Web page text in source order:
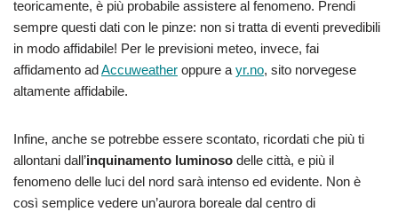
teoricamente, è più probabile assistere al fenomeno. Prendi
sempre questi dati con le pinze: non si tratta di eventi prevedibili
in modo affidabile! Per le previsioni meteo, invece, fai
affidamento adAccuweather oppure a yr.no, sito norvegese
altamente affidabile.
Infine, anche se potrebbe essere scontato, ricordati che più ti
allontani dall’inquinamento luminoso delle città, e più il
fenomeno delle luci del nord sarà intenso ed evidente. Non è
così semplice vedere un’aurora boreale dal centro di